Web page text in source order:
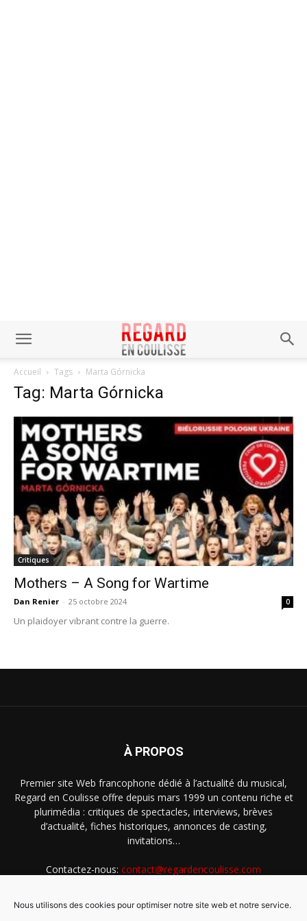
Nous utilisons des cookies pour optimiser notre site web et notre service.
Accueil Tags Marta Górnicka
Tag: Marta Górnicka
Critiques
Mothers – A Song for Wartime
Dan Renier - 25 octobre 2024 0
Un plaidoyer vibrant contre la guerre.
À PROPOS
Premier site Web francophone dédié à l’actualité du musical,
Regard en Coulisse offre depuis mars 1999 un contenu riche et
plurimédia : critiques de spectacles, interviews, brèves
d’actualité, fiches historiques, annonces de casting,
invitations…
Contactez-nous: contact@regardencoulisse.com